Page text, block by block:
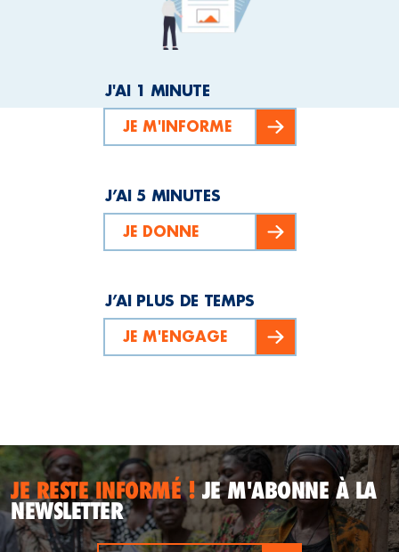
J'AI 1 MINUTE
JE M'INFORME
J’AI 5 MINUTES
JE DONNE
J’AI PLUS DE TEMPS
JE M'ENGAGE
JE RESTE INFORMÉ !JE M'ABONNE À LA
NEWSLETTER